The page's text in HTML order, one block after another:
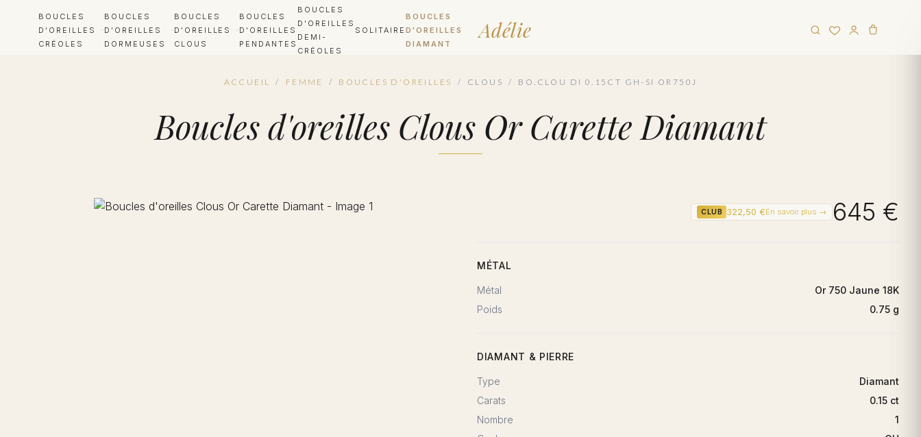
BOUCLES
D'OREILLES
CRÉOLES
BOUCLES
D'OREILLES
DORMEUSES
BOUCLES
D'OREILLES
CLOUS
BOUCLES
D'OREILLES
PENDANTES
BOUCLES
D'OREILLES
DEMI-
CRÉOLES
SOLITAIRE
BOUCLES
D'OREILLES
DIAMANT
Adélie
ACCUEIL / FEMME / BOUCLES D'OREILLES / CLOUS / BO.CLOU DI 0.15CT GH-SI OR750J
Boucles d'oreilles Clous Or Carette Diamant
CLUB 322,50 €En savoir plus → 645 €
MÉTAL
Métal
Or 750 Jaune 18K
Poids
0.75 g
DIAMANT & PIERRE
Type
Diamant
Carats
0.15 ct
Nombre
1